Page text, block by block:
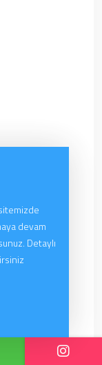
devam
Detaylı